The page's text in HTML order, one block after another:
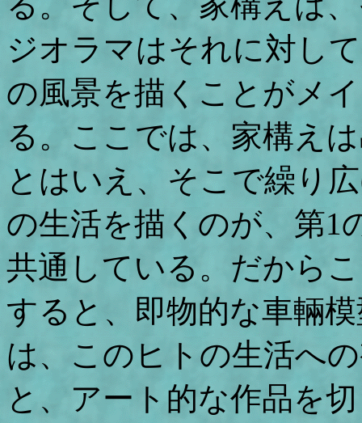
ジオラマはそれに対し
の風景を描くことがメ
る。ここでは、家構え
とはいえ、そこで繰り
の生活を描くのが、第1
共通している。だから
すると、即物的な車輛
は、このヒトの生活へ
と、アート的な作品を